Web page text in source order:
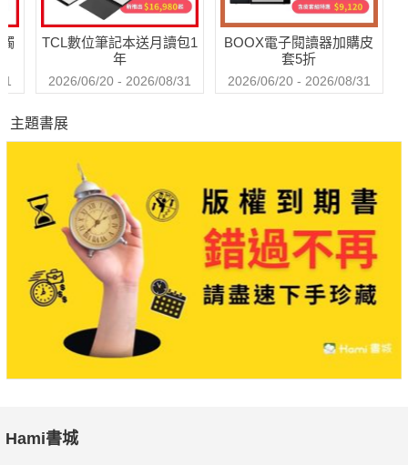
TCL數位筆記本送月讀包1
年
2026/06/20 - 2026/08/31
BOOX電子閱讀器加購皮
套5折
2026/06/20 - 2026/08/31
主題書展
Hami書城